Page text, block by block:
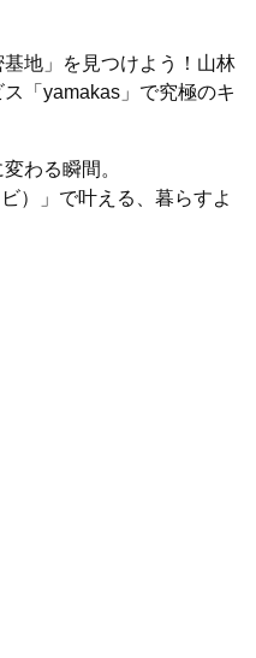
地」を見つけよう！山林
「yamakas」で究極のキ
わる瞬間。
）」で叶える、暮らすよ